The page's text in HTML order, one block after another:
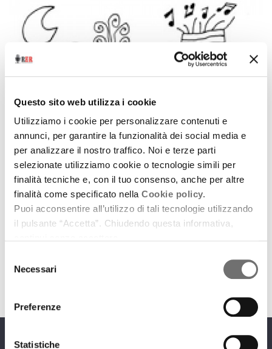
Questo sito web utilizza i cookie
Utilizziamo i cookie per personalizzare contenuti e
annunci, per garantire la funzionalità dei social media e
per analizzare il nostro traffico. Noi e terze parti
selezionate utilizziamo cookie o tecnologie simili per
finalità tecniche e, con il tuo consenso, anche per altre
finalità come specificato nella Cookie policy.
Puoi acconsentire all’utilizzo di tali tecnologie utilizzando
il pulsante “Accetta”. Chiudendo questa informativa,
delNecessari
Preferenze
Statistiche
Archivio / Protagonisti
Gianfranco Zavalloni, uomo di pace
23 ottobre 2012
Amico della Consulta, è scomparso l'agosto